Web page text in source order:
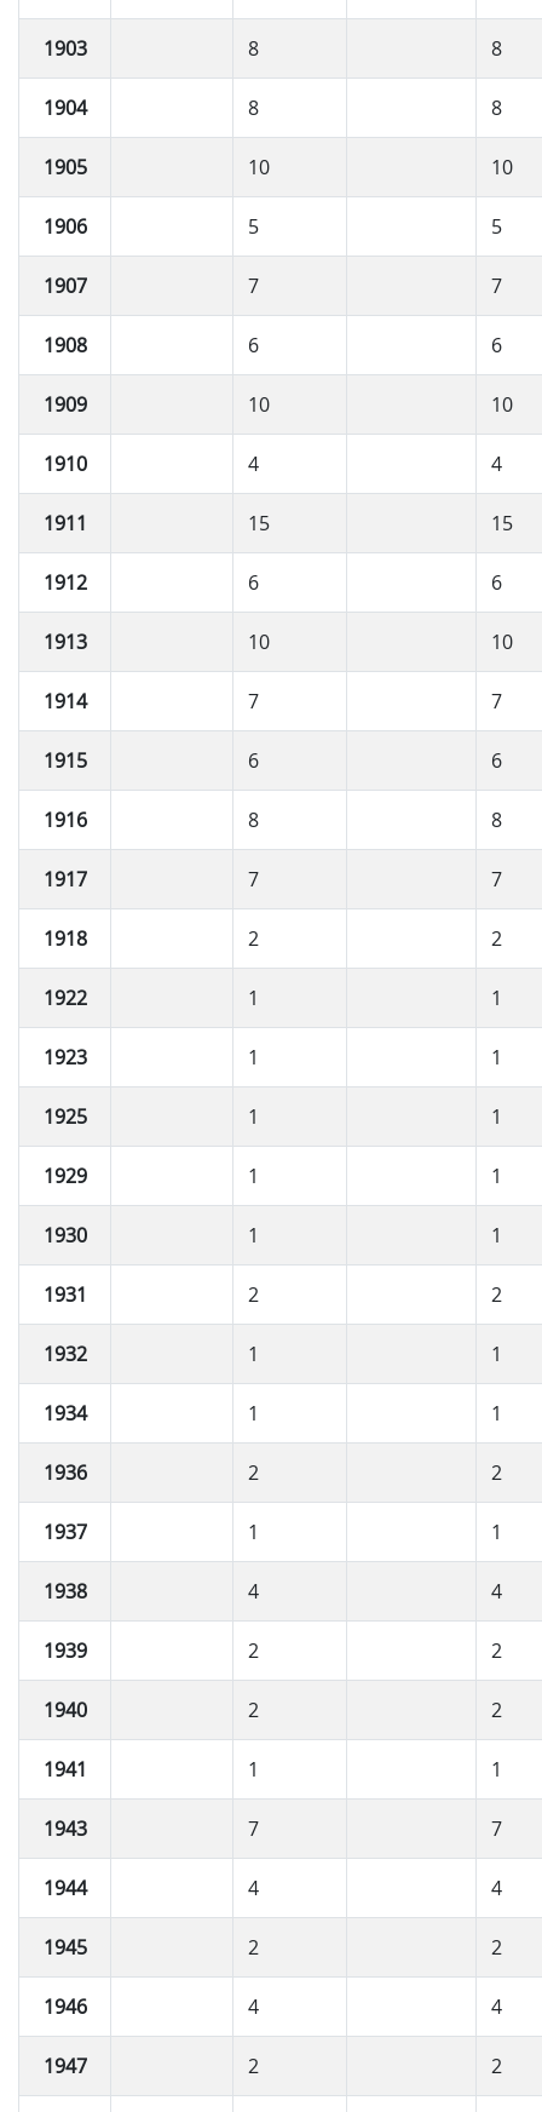
1903 8 8
1904 8 8
1905 10 10
1906 5 5
1907 7 7
1908 6 6
1909 10 10
1910 4 4
1911 15 15
1912 6 6
1913 10 10
1914 7 7
1915 6 6
1916 8 8
1917 7 7
1918 2 2
1922 1 1
1923 1 1
1925 1 1
1929 1 1
1930 1 1
1931 2 2
1932 1 1
1934 1 1
1936 2 2
1937 1 1
1938 4 4
1939 2 2
1940 2 2
1941 1 1
1943 7 7
1944 4 4
1945 2 2
1946 4 4
1947 2 2